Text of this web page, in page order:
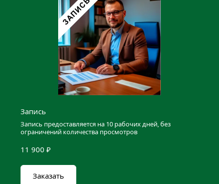
Запись
Запись предоставляется на 10 рабочих дней, без
ограничений количества просмотров
11 900 ₽
Заказать